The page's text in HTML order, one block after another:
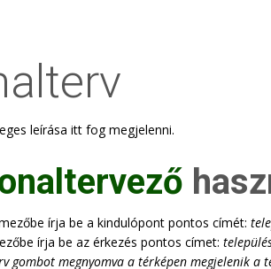
leírása itt fog megjelenni.
írja be a kindulópont pontos címét:
írja be az érkezés pontos címet:
gombot megnyomva a térképen megjelenik a